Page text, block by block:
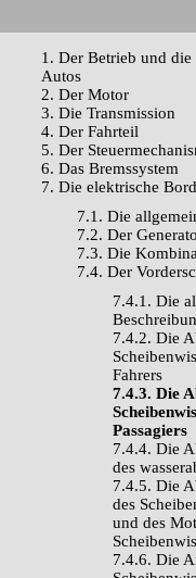
1. Der Betrieb und die
Autos
2. Der Motor
3. Die Transmission
4. Der Fahrteil
5. Der
6. Das Bremssystem
7. Die elektrische
7.1. Die
7.2. Der
7.3. Die
7.4. Der
7.4.1. Die
7.4.2. Die
Fahrers
7.4.3. Die
Passagiers
7.4.4. Die
des
7.4.5. Die
des
und des
7.4.6. Die